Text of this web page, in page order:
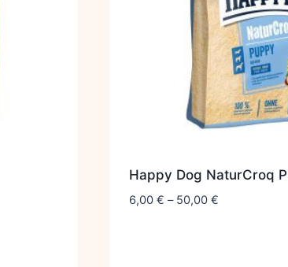
Happy Dog NaturCroq
6,00 € – 50,00 €